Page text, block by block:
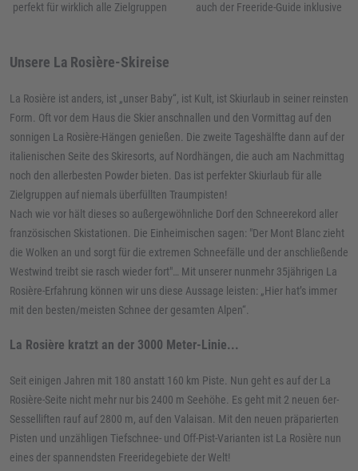
perfekt für wirklich alle Zielgruppen auch der Freeride-Guide inklusive
Unsere La Rosière-Skireise
La Rosière ist anders, ist „unser Baby“, ist Kult, ist Skiurlaub in seiner reinsten
Form. Oft vor dem Haus die Skier anschnallen und den Vormittag auf den
sonnigen La Rosière-Hängen genießen. Die zweite Tageshälfte dann auf der
italienischen Seite des Skiresorts, auf Nordhängen, die auch am Nachmittag
noch den allerbesten Powder bieten. Das ist perfekter Skiurlaub für alle
Zielgruppen auf niemals überfüllten Traumpisten!
Nach wie vor hält dieses so außergewöhnliche Dorf den Schneerekord aller
französischen Skistationen. Die Einheimischen sagen: "Der Mont Blanc zieht
die Wolken an und sorgt für die extremen Schneefälle und der anschließende
Westwind treibt sie rasch wieder fort"… Mit unserer nunmehr 35jährigen La
Rosière-Erfahrung können wir uns diese Aussage leisten: „Hier hat’s immer
mit den besten/meisten Schnee der gesamten Alpen“.
La Rosière kratzt an der 3000 Meter-Linie...
Seit einigen Jahren mit 180 anstatt 160 km Piste. Nun geht es auf der La
Rosière-Seite nicht mehr nur bis 2400 m Seehöhe. Es geht mit 2 neuen 6er-
Sesselliften rauf auf 2800 m, auf den Valaisan. Mit den neuen präparierten
Pisten und unzähligen Tiefschnee- und Off-Pist-Varianten ist La Rosière nun
eines der spannendsten Freeridegebiete der Welt!